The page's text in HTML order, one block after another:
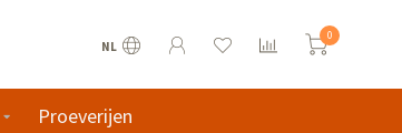
NL
0
Proeverijen